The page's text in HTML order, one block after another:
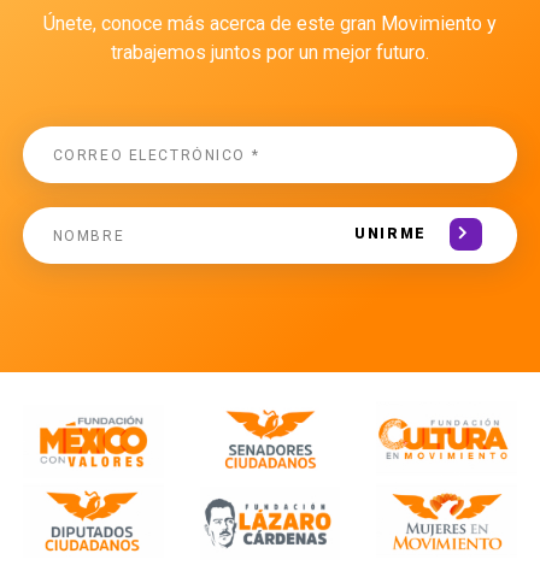
Únete, conoce más acerca de este gran Movimiento y
trabajemos juntos por un mejor futuro.
UNIRME